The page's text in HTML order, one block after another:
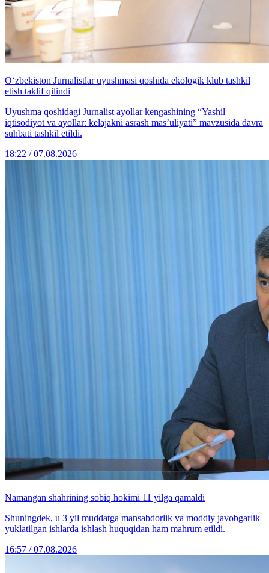
O‘zbekiston Jurnalistlar uyushmasi qoshida ekologik klub tashkil
etish taklif qilindi
Uyushma qoshidagi Jurnalist ayollar kengashining “Yashil
iqtisodiyot va ayollar: kelajakni asrash mas’uliyati” mavzusida davra
suhbati tashkil etildi.
18:22 / 07.08.2026
Namangan shahrining sobiq hokimi 11 yilga qamaldi
Shuningdek, u 3 yil muddatga mansabdorlik va moddiy javobgarlik
yuklatilgan ishlarda ishlash huquqidan ham mahrum etildi.
16:57 / 07.08.2026